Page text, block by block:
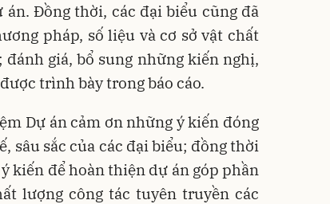
Đồng thời, các đại biểu cũng đã
pháp, số liệu và cơ sở vật chất
giá, bổ sung những kiến nghị,
trình bày trong báo cáo.
Dự án cảm ơn những ý kiến đóng
sâu sắc của các đại biểu; đồng thời
kiến để hoàn thiện dự án góp phần
lượng công tác tuyên truyền các